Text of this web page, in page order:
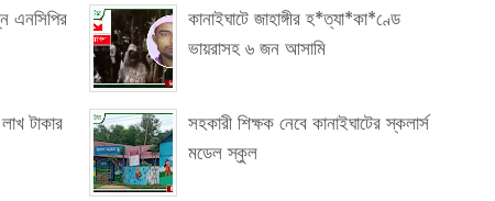
এনসিপির
কানাইঘাটে জাহাঙ্গীর হ*ত্যা*কা*ণ্ডে
ভায়রাসহ ৬ জন আসামি
টাকার
সহকারী শিক্ষক নেবে কানাইঘাটের স্কলার্স
মডেল স্কুল